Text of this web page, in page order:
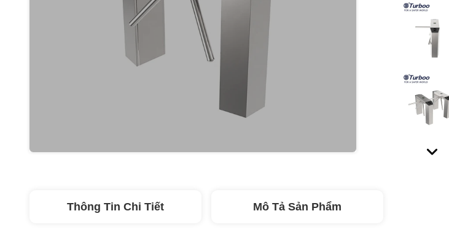
Thông Tin Chi Tiết Mô Tả Sản Phẩm